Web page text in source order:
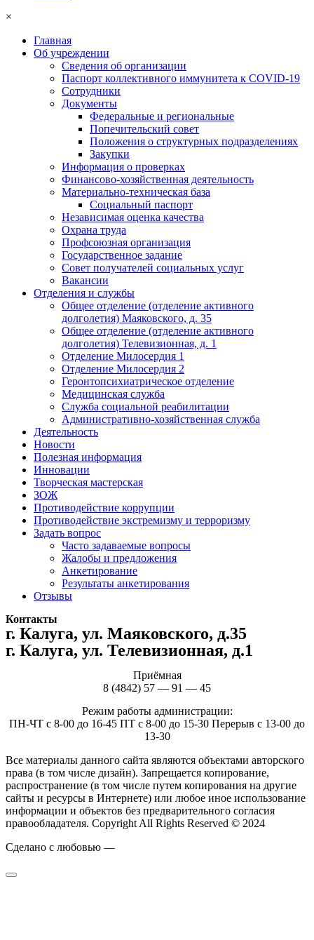
×
Главная
Об учреждении
Сведения об организации
Паспорт коллективного иммунитета к COVID-19
Сотрудники
Документы
Федеральные и региональные
Попечительский совет
Положения о структурных подразделениях
Закупки
Информация о проверках
Финансово-хозяйственная деятельность
Материально-техническая база
Социальный паспорт
Независимая оценка качества
Охрана труда
Профсоюзная организация
Государственное задание
Совет получателей социальных услуг
Вакансии
Отделения и службы
Общее отделение (отделение активного
долголетия) Маяковского, д. 35
Общее отделение (отделение активного
долголетия) Телевизионная, д. 1
Отделение Милосердия 1
Отделение Милосердия 2
Геронтопсихиатрическое отделение
Медицинская служба
Служба социальной реабилитации
Административно-хозяйственная служба
Деятельность
Новости
Полезная информация
Инновации
Творческая мастерская
ЗОЖ
Противодействие коррупции
Противодействие экстремизму и терроризму
Задать вопрос
Часто задаваемые вопросы
Жалобы и предложения
Анкетирование
Результаты анкетирования
Отзывы
Контакты
г. Калуга, ул. Маяковского, д.35
г. Калуга, ул. Телевизионная, д.1
Приёмная
8 (4842) 57 — 91 — 45
Режим работы администрации:
ПН-ЧТ с 8-00 до 16-45 ПТ с 8-00 до 15-30 Перерыв с 13-00 до
13-30
Все материалы данного сайта являются объектами авторского
права (в том числе дизайн). Запрещается копирование,
распространение (в том числе путем копирования на другие
сайты и ресурсы в Интернете) или любое иное использование
информации и объектов без предварительного согласия
правообладателя. Copyright All Rights Reserved © 2024
Сделано с любовью —